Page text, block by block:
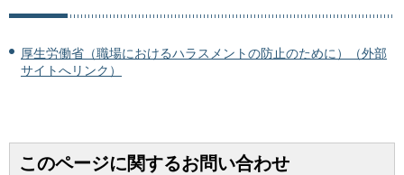
厚生労働省（職場におけるハラスメントの防止のために）（外部
サイトへリンク）
このページに関するお問い合わせ